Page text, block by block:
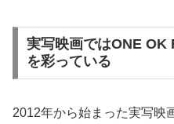
実写映画ではONE OK
を彩っている
2012年から始まった実写映